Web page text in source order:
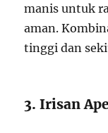
manis untuk
aman.
tinggi dan
3. Irisan